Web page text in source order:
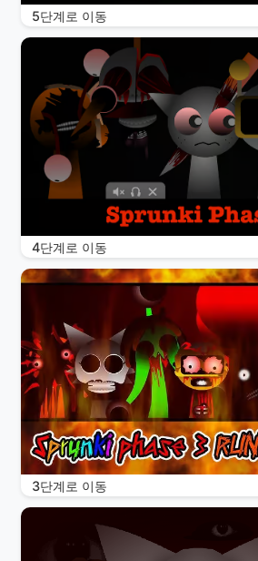
5단계로 이동
4단계로 이동
3단계로 이동